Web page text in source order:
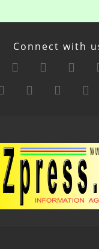
Connect with